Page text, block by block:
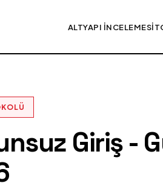
ALTYAPI İNCELEMESI
Giriş -